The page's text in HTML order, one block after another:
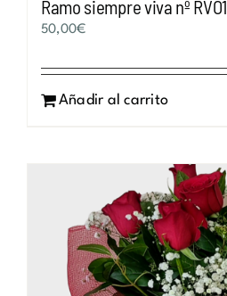
Ramo siempre viva nº RVO1
50,00€
Añadir al carrito